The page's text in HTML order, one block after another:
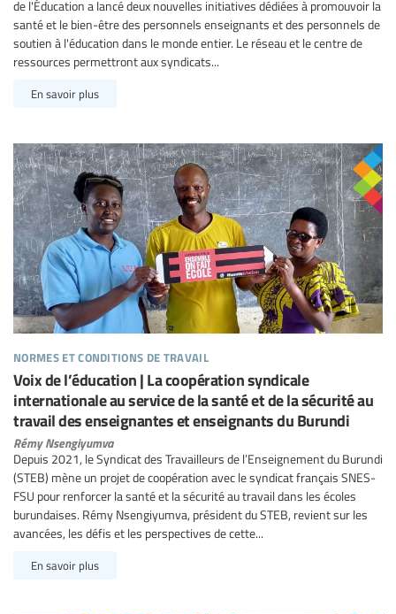
de l'Éducation a lancé deux nouvelles initiatives dédiées à promouvoir la
santé et le bien-être des personnels enseignants et des personnels de
soutien à l'éducation dans le monde entier. Le réseau et le centre de
ressources permettront aux syndicats...
En savoir plus
normes et conditions de travail
Voix de l’éducation | La coopération syndicale
internationale au service de la santé et de la sécurité au
travail des enseignantes et enseignants du Burundi
Rémy Nsengiyumva
Depuis 2021, le Syndicat des Travailleurs de l’Enseignement du Burundi
(STEB) mène un projet de coopération avec le syndicat français SNES-
FSU pour renforcer la santé et la sécurité au travail dans les écoles
burundaises. Rémy Nsengiyumva, président du STEB, revient sur les
avancées, les défis et les perspectives de cette...
En savoir plus